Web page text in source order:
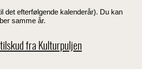
det efterfølgende kalenderår). Du kan
samme år.
fra Kulturpuljen